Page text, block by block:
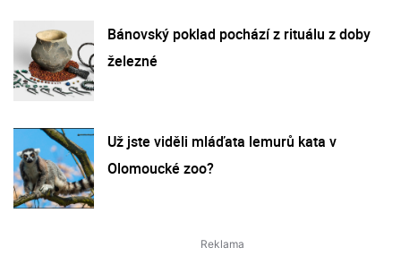
Bánovský poklad pochází z rituálu z doby
železné
Už jste viděli mláďata lemurů kata v
Olomoucké zoo?